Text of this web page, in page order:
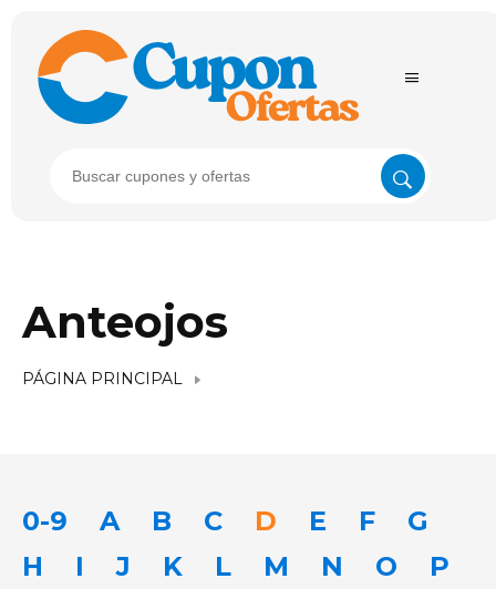
Anteojos
PÁGINA PRINCIPAL
0-9 A B C D E F
G
H
I J K L M N O
P